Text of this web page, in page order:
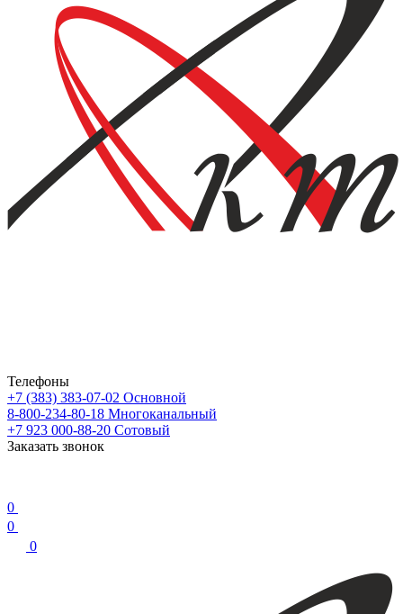
Телефоны
+7 (383) 383-07-02 Основной
8-800-234-80-18 Многоканальный
+7 923 000-88-20 Сотовый
Заказать звонок
0
0
0